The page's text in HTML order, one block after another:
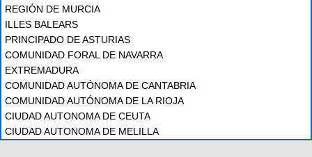
REGIÓN DE MURCIA
ILLES BALEARS
PRINCIPADO DE ASTURIAS
COMUNIDAD FORAL DE NAVARRA
EXTREMADURA
COMUNIDAD AUTÓNOMA DE CANTABRIA
COMUNIDAD AUTÓNOMA DE LA RIOJA
CIUDAD AUTONOMA DE CEUTA
CIUDAD AUTONOMA DE MELILLA